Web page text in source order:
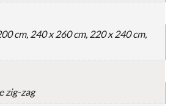
cm, 240 x 260 cm, 220 x 240 cm,
zig-zag